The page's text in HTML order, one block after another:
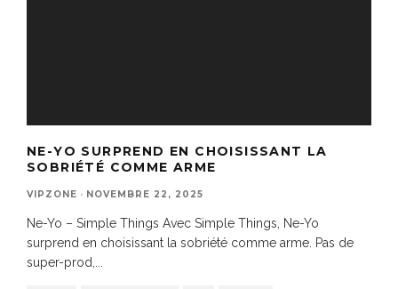
NE-YO SURPREND EN CHOISISSANT LA
SOBRIÉTÉ COMME ARME
VIPZONE · NOVEMBRE 22, 2025
Ne-Yo – Simple Things Avec Simple Things, Ne-Yo
surprend en choisissant la sobriété comme arme. Pas de
super-prod,